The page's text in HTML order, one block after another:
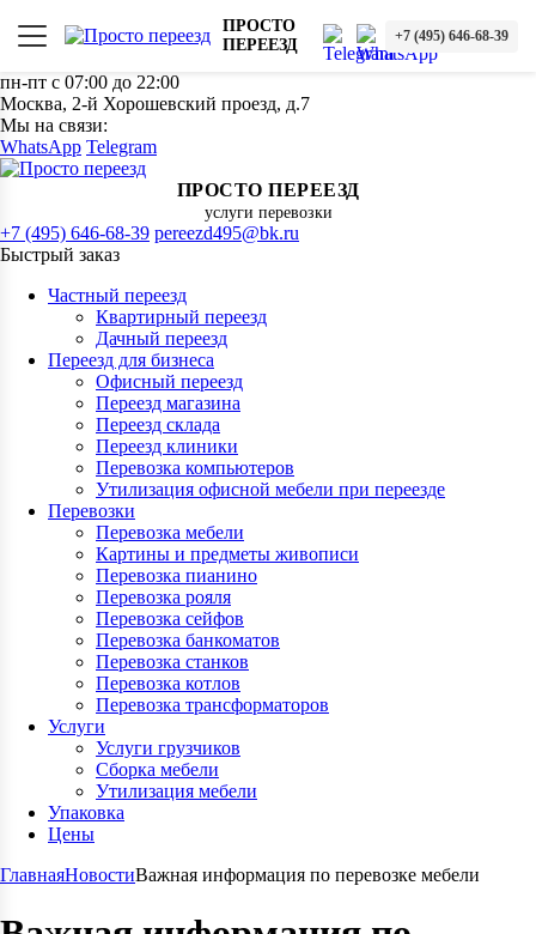
ПРОСТО
ПЕРЕЕЗД
+7 (495) 646-68-39
пн-пт с 07:00 до 22:00
Москва, 2-й Хорошевский проезд, д.7
Мы на связи:
WhatsApp Telegram
ПРОСТО ПЕРЕЕЗД
услуги перевозки
+7 (495) 646-68-39 pereezd495@bk.ru
Быстрый заказ
Частный переезд
Квартирный переезд
Дачный переезд
Переезд для бизнеса
Офисный переезд
Переезд магазина
Переезд склада
Переезд клиники
Перевозка компьютеров
Утилизация офисной мебели при переезде
Перевозки
Перевозка мебели
Картины и предметы живописи
Перевозка пианино
Перевозка рояля
Перевозка сейфов
Перевозка банкоматов
Перевозка станков
Перевозка котлов
Перевозка трансформаторов
Услуги
Услуги грузчиков
Сборка мебели
Утилизация мебели
Упаковка
Цены
ГлавнаяНовостиВажная информация по перевозке мебели